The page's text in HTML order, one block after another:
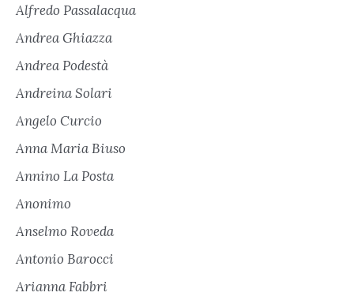
Alfredo Passalacqua
Andrea Ghiazza
Andrea Podestà
Andreina Solari
Angelo Curcio
Anna Maria Biuso
Annino La Posta
Anonimo
Anselmo Roveda
Antonio Barocci
Arianna Fabbri